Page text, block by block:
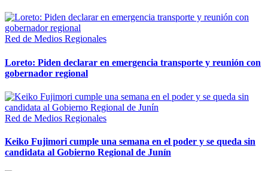
Red de Medios Regionales
Loreto: Piden declarar en emergencia transporte y reunión con
gobernador regional
Red de Medios Regionales
Keiko Fujimori cumple una semana en el poder y se queda sin
candidata al Gobierno Regional de Junín